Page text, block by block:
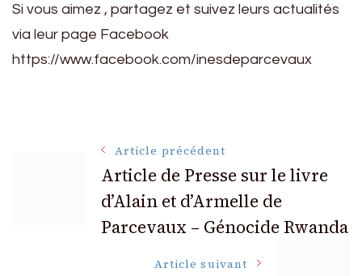
Si vous aimez , partagez et suivez leurs actualités
via leur page Facebook
https://www.facebook.com/inesdeparcevaux
Navigation
Article précédent
Article de Presse sur le livre
d’Alain et d’Armelle de
Parcevaux – Génocide Rwanda
Article suivant